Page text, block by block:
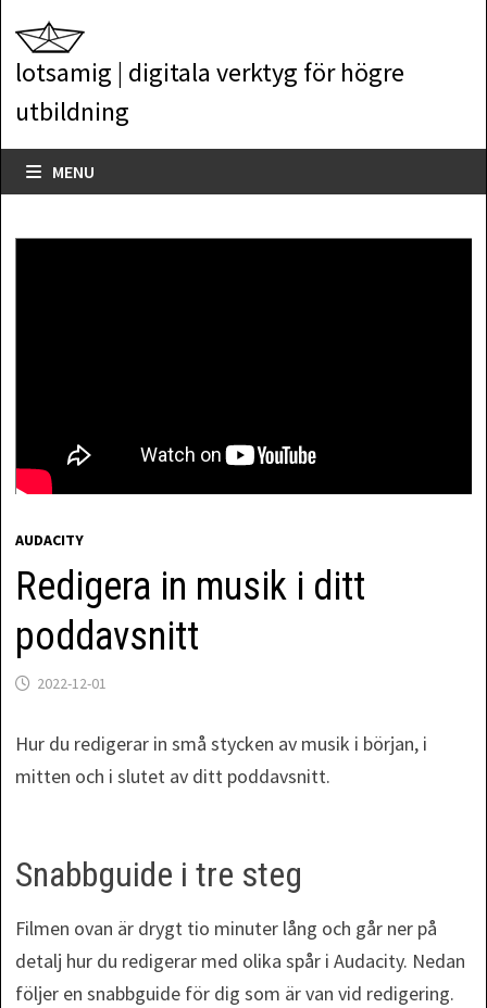
to
content
lotsamig | digitala verktyg för högre
utbildning
MENU
AUDACITY
Redigera in musik i ditt
poddavsnitt
2022-12-01
Hur du redigerar in små stycken av musik i början, i
mitten och i slutet av ditt poddavsnitt.
Snabbguide i tre steg
Filmen ovan är drygt tio minuter lång och går ner på
detalj hur du redigerar med olika spår i Audacity. Nedan
följer en snabbguide för dig som är van vid redigering.